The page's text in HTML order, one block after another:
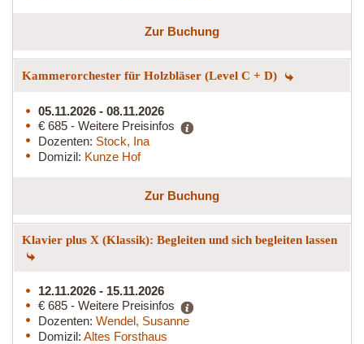
Zur Buchung
Kammerorchester für Holzbläser (Level C + D)
05.11.2026 - 08.11.2026
€ 685 - Weitere Preisinfos
Dozenten: Stock, Ina
Domizil: Kunze Hof
Zur Buchung
Klavier plus X (Klassik): Begleiten und sich begleiten lassen
12.11.2026 - 15.11.2026
€ 685 - Weitere Preisinfos
Dozenten: Wendel, Susanne
Domizil: Altes Forsthaus